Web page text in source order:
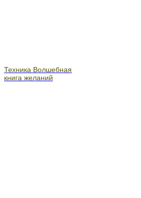
Техника Волшебная
книга желаний